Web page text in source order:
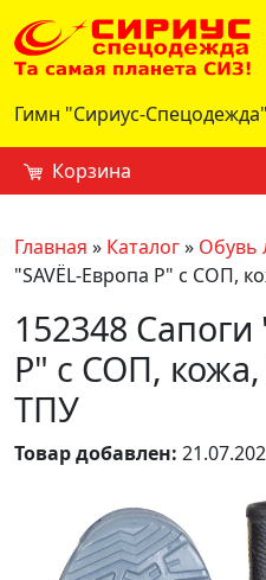
Гимн "Сириус-Спецодежда"
Корзина
Главная » Каталог» Обувь
"SAVЁL-Европа Р" с СОП,
152348 Сапоги
Р" с СОП,
ТПУ
Товар добавлен: